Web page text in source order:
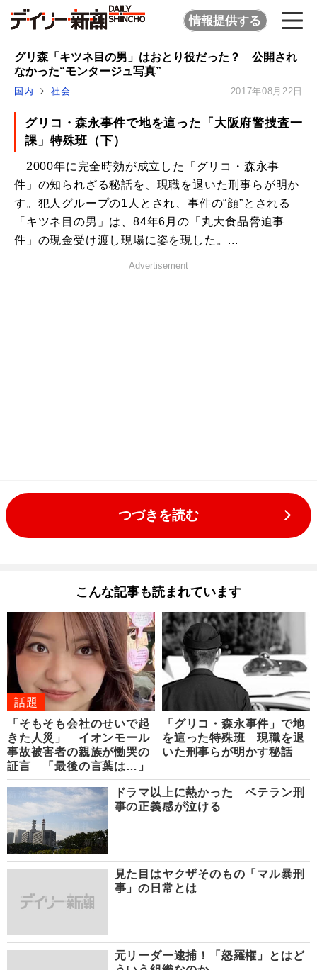
情報提供する
グリ森「キツネ目の男」はおとり役だった？ 公開され
なかった“モンタージュ写真”
国内 社会 2017年08月22日
グリコ・森永事件で地を這った「大阪府警捜査一
課」特殊班（下）
2000年に完全時効が成立した「グリコ・森永事
件」の知られざる秘話を、現職を退いた刑事らが明か
す。犯人グループの1人とされ、事件の“顔”とされる
「キツネ目の男」は、84年6月の「丸大食品脅迫事
件」の現金受け渡し現場に姿を現した。...
Advertisement
つづきを読む
こんな記事も読まれています
話題
「そもそも会社のせいで起
きた人災」 イオンモール
事故被害者の親族が慟哭の
証言 「最後の言葉は…」
「グリコ・森永事件」で地
を這った特殊班 現職を退
いた刑事らが明かす秘話
ドラマ以上に熱かった ベテラン刑
事の正義感が泣ける
見た目はヤクザそのもの「マル暴刑
事」の日常とは
元リーダー逮捕！「怒羅権」とはど